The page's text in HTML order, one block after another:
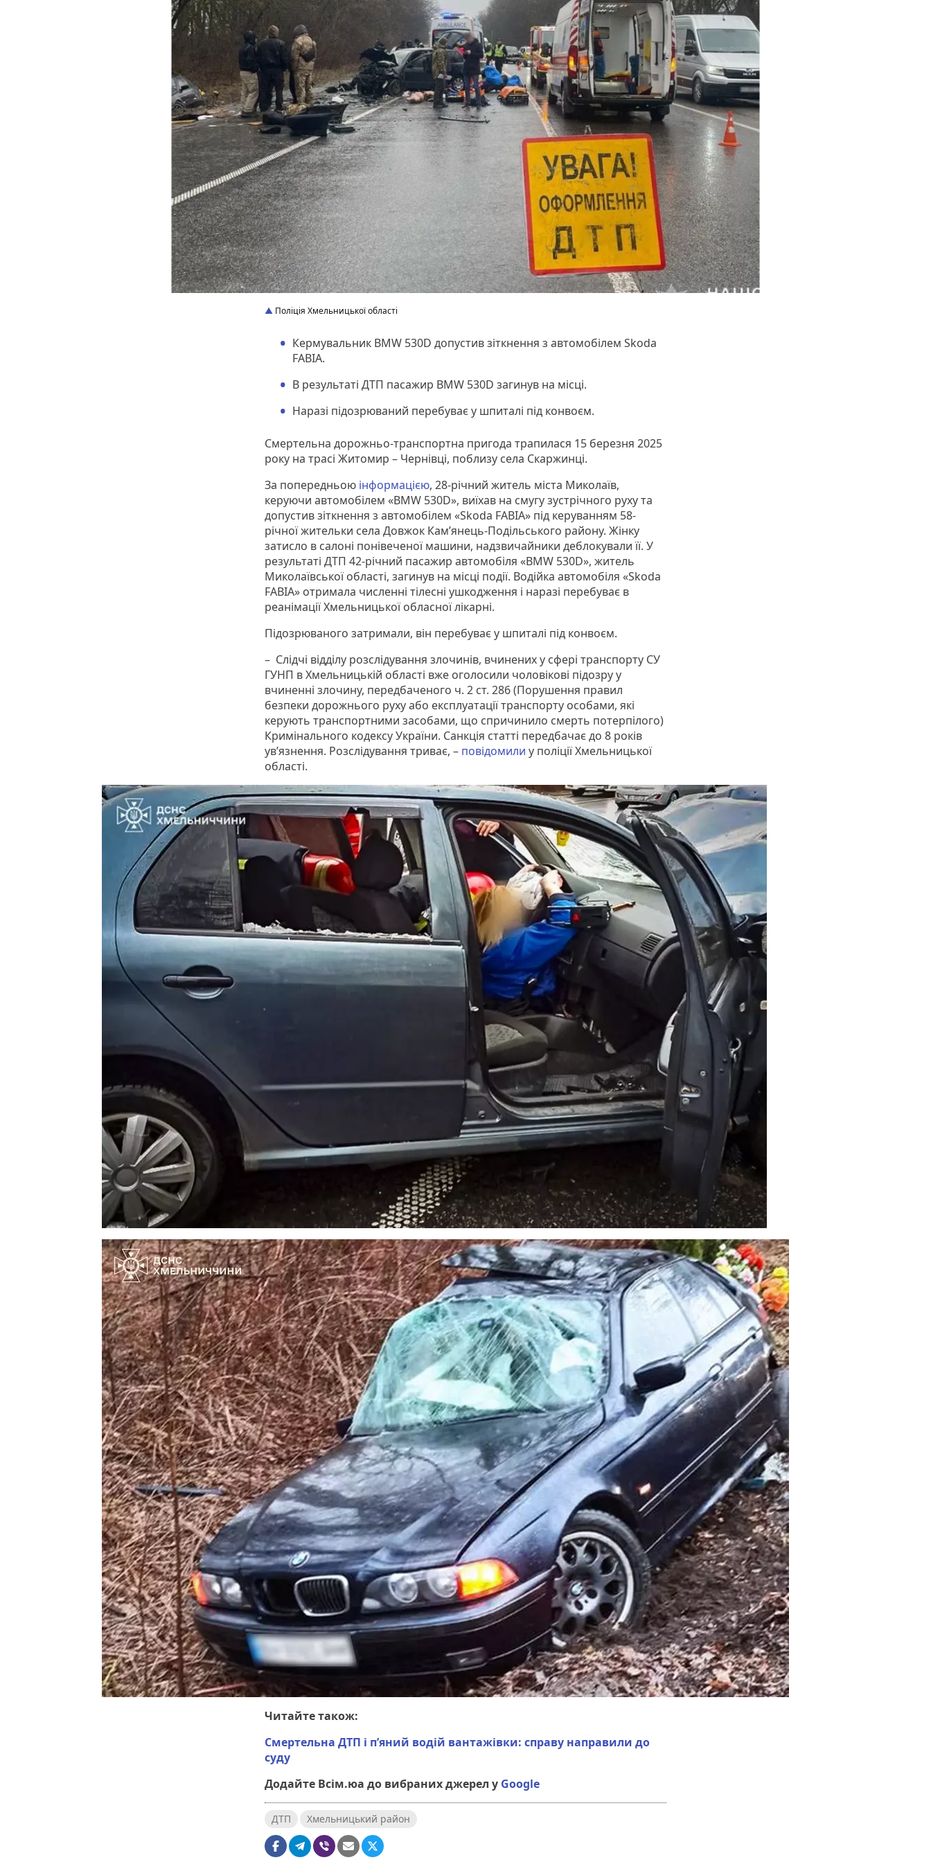
Поліція Хмельницької області
Кермувальник BMW 530D допустив зіткнення з автомобілем Skoda
FABIA.
В результаті ДТП пасажир BMW 530D загинув на місці.
Наразі підозрюваний перебуває у шпиталі під конвоєм.
Смертельна дорожньо-транспортна пригода трапилася 15 березня 2025
року на трасі Житомир – Чернівці, поблизу села Скаржинці.
За попередньою інформацією, 28-річний житель міста Миколаїв,
керуючи автомобілем «BMW 530D», виїхав на смугу зустрічного руху та
допустив зіткнення з автомобілем «Skoda FABIA» під керуванням 58-
річної жительки села Довжок Кам’янець-Подільського району. Жінку
затисло в салоні понівеченої машини, надзвичайники деблокували її. У
результаті ДТП 42-річний пасажир автомобіля «BMW 530D», житель
Миколаївської області, загинув на місці події. Водійка автомобіля «Skoda
FABIA» отримала численні тілесні ушкодження і наразі перебуває в
реанімації Хмельницької обласної лікарні.
Підозрюваного затримали, він перебуває у шпиталі під конвоєм.
– Слідчі відділу розслідування злочинів, вчинених у сфері транспорту СУ
ГУНП в Хмельницькій області вже оголосили чоловікові підозру у
вчиненні злочину, передбаченого ч. 2 ст. 286 (Порушення правил
безпеки дорожнього руху або експлуатації транспорту особами, які
керують транспортними засобами, що спричинило смерть потерпілого)
Кримінального кодексу України. Санкція статті передбачає до 8 років
ув’язнення. Розслідування триває, – повідомили у поліції Хмельницької
області.
Читайте також:
Смертельна ДТП і пʼяний водій вантажівки: справу направили до
суду
Додайте Всім.юа до вибраних джерел у Google
ДТП Хмельницький район